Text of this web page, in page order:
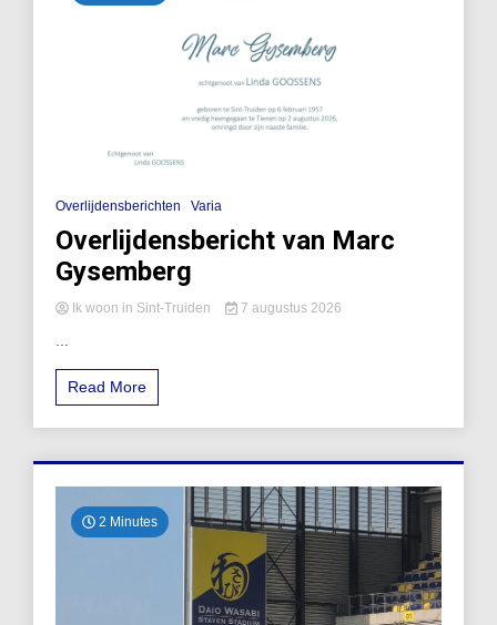
Overlijdensberichten Varia
Overlijdensbericht van Marc
Gysemberg
Ik woon in Sint-Truiden 7 augustus 2026
...
Read More
2 Minutes